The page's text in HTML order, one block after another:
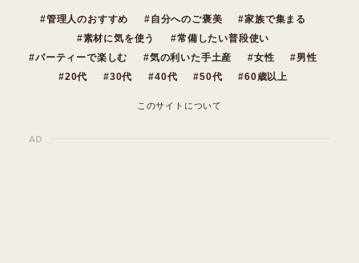
管理人のおすすめ 自分へのご褒美
家族で集まる
素材に気を使う
常備したい普段使い
パーティーで楽しむ
気の利いた手土産 女性
男性
20代
30代 40代 50代 60歳以上
このサイトについて